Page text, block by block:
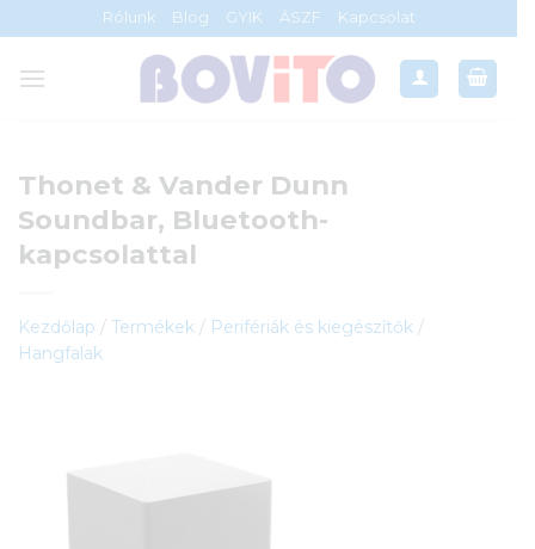
to
content
Rólunk Blog GYIK ÁSZF Kapcsolat
Thonet & Vander Dunn
Soundbar, Bluetooth-
kapcsolattal
Kezdőlap / Termékek / Perifériák és kiegészítők /
Hangfalak